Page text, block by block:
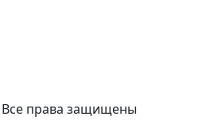
права защищены